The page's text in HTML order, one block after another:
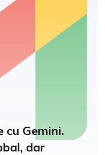
cu Gemini.
dar